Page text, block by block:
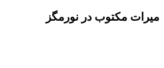
میرات مکتوب در نورمگز